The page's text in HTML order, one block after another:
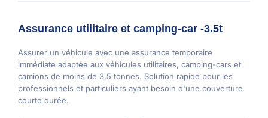
Assurance utilitaire et camping-car -3.5t
Assurer un véhicule avec une assurance temporaire
immédiate adaptée aux véhicules utilitaires, camping-cars et
camions de moins de 3,5 tonnes. Solution rapide pour les
professionnels et particuliers ayant besoin d'une couverture
courte durée.